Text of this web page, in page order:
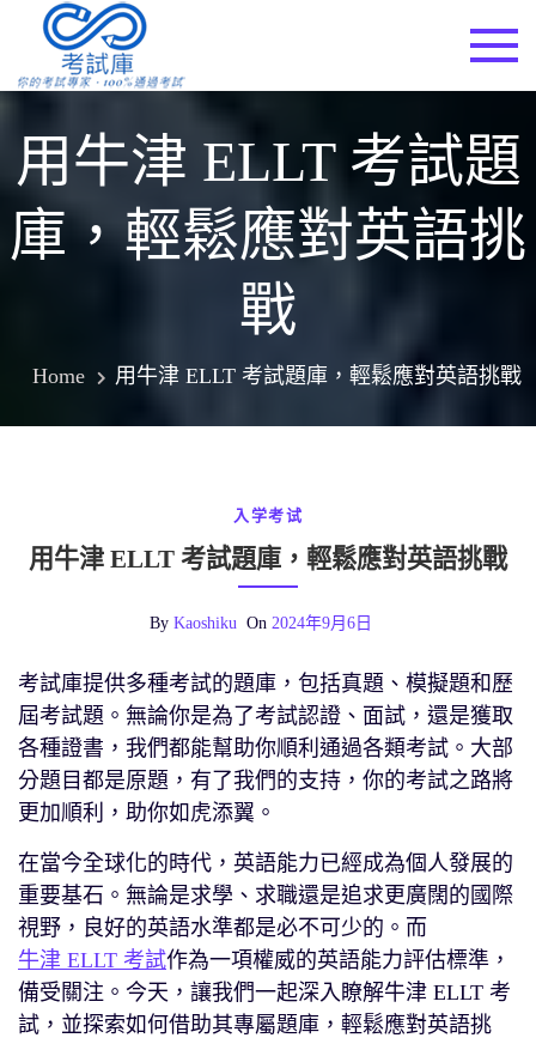
content
用牛津 ELLT 考試題
庫，輕鬆應對英語挑
戰
Home 用牛津 ELLT 考試題庫，輕鬆應對英語挑戰
入学考试
用牛津 ELLT 考試題庫，輕鬆應對英語挑戰
By Kaoshiku On 2024年9月6日
考試庫提供多種考試的題庫，包括真題、模擬題和歷
屆考試題。無論你是為了考試認證、面試，還是獲取
各種證書，我們都能幫助你順利通過各類考試。大部
分題目都是原題，有了我們的支持，你的考試之路將
更加順利，助你如虎添翼。
在當今全球化的時代，英語能力已經成為個人發展的
重要基石。無論是求學、求職還是追求更廣闊的國際
視野，良好的英語水準都是必不可少的。而
牛津 ELLT 考試作為一項權威的英語能力評估標準，
備受關注。今天，讓我們一起深入瞭解牛津 ELLT 考
試，並探索如何借助其專屬題庫，輕鬆應對英語挑